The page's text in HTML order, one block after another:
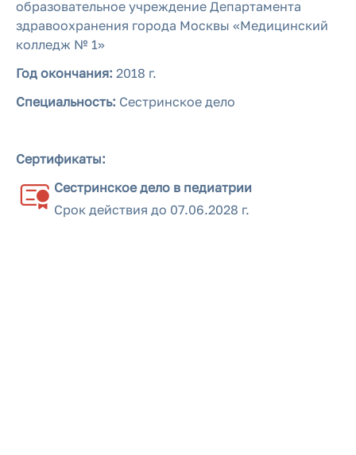
образовательное учреждение Департамента
здравоохранения города Москвы «Медицинский
колледж № 1»
Год окончания: 2018 г.
Специальность: Сестринское дело
Сертификаты:
Сестринское дело в педиатрии
Срок действия до 07.06.2028 г.